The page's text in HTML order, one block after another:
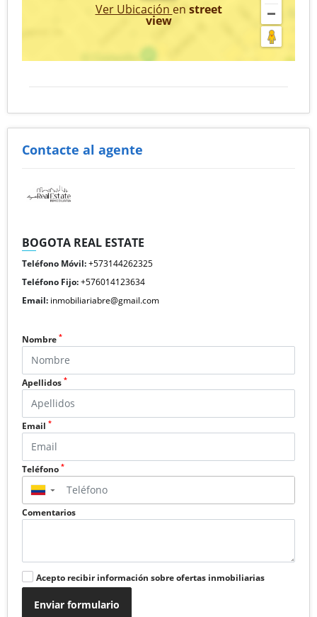
Ver Ubicación en street
view
Contacte al agente
BOGOTA REAL ESTATE
Teléfono Móvil:+573144262325
Teléfono Fijo:+576014123634
Email: inmobiliariabre@gmail.com
Nombre *
Apellidos *
Email *
Teléfono *
▼
Comentarios
Acepto recibir información sobre ofertas inmobiliarias
Enviar formulario